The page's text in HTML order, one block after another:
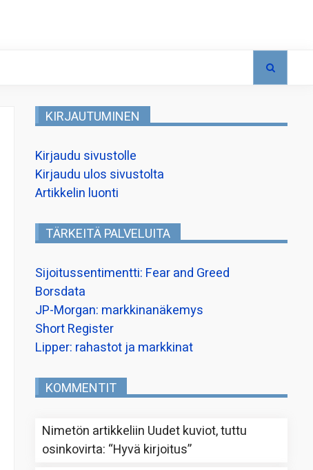
KIRJAUTUMINEN
Kirjaudu sivustolle
Kirjaudu ulos sivustolta
Artikkelin luonti
TÄRKEITÄ PALVELUITA
Sijoitussentimentti: Fear and Greed
Borsdata
JP-Morgan: markkinanäkemys
Short Register
Lipper: rahastot ja markkinat
KOMMENTIT
Nimetön artikkeliin Uudet kuviot, tuttu
osinkovirta: “Hyvä kirjoitus”